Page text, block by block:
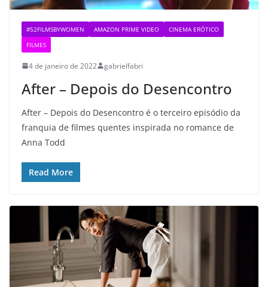
#52FILMSBYWOMEN AMAZON PRIME VIDEO
CINEMA ERÓTICO
FILMES
4 de janeiro de 2022 gabrielfabri
After – Depois do Desencontro
After – Depois do Desencontro é o terceiro episódio da
franquia de filmes quentes inspirada no romance de
Anna Todd
Read More